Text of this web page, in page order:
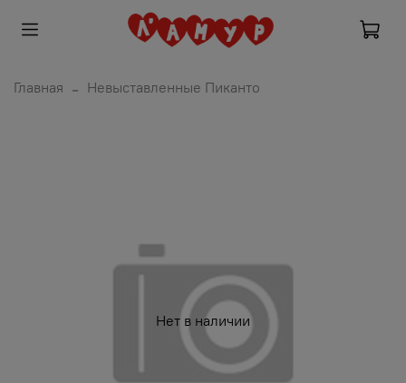
Главная Невыставленные Пиканто
Нет в наличии